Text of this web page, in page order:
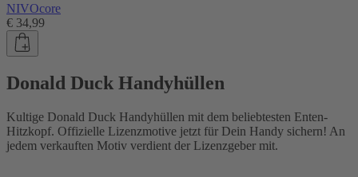
NIVOcore
€ 34,99
Donald Duck Handyhüllen
Kultige Donald Duck Handyhüllen mit dem beliebtesten Enten-
Hitzkopf. Offizielle Lizenzmotive jetzt für Dein Handy sichern! An
jedem verkauften Motiv verdient der Lizenzgeber mit.